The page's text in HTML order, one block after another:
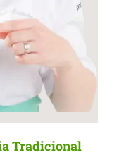
Tradicional